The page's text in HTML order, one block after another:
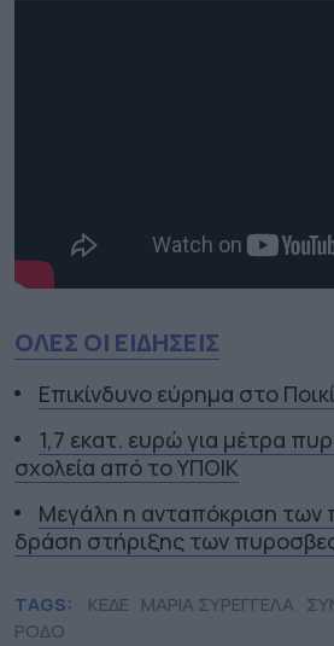
ΟΛΕΣ ΟΙ ΕΙΔΗΣΕΙΣ
Επικίνδυνο εύρημα στο
1,7 εκατ. ευρώ για μέτρα
σχολεία από το ΥΠΟΙΚ
Μεγάλη η ανταπόκριση των
δράση στήριξης των
TAGS: ΚΕΔΕ ΜΑΡΙΑ ΣΥΡΕΓΓΕΛΑ
ΡΟΔΟ